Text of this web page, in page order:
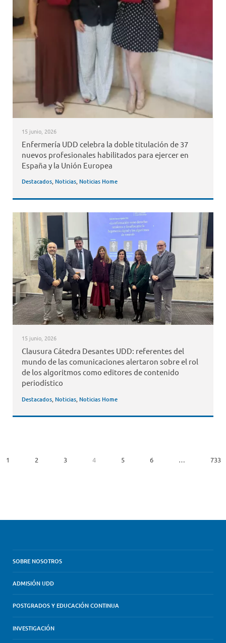
15 junio, 2026
Enfermería UDD celebra la doble titulación de 37
nuevos profesionales habilitados para ejercer en
España y la Unión Europea
Destacados, Noticias, Noticias Home
15 junio, 2026
Clausura Cátedra Desantes UDD: referentes del
mundo de las comunicaciones alertaron sobre el rol
de los algoritmos como editores de contenido
periodístico
Destacados, Noticias, Noticias Home
1 2 3 4 5 6 … 733
SOBRE NOSOTROS
ADMISIÓN UDD
POSTGRADOS Y EDUCACIÓN CONTINUA
INVESTIGACIÓN